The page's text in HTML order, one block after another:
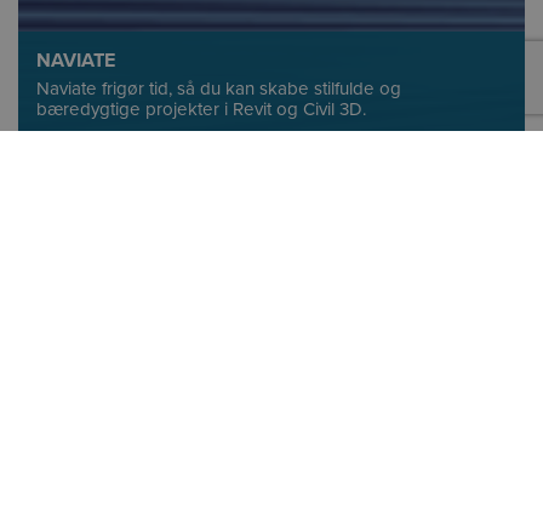
NAVIATE
Naviate frigør tid, så du kan skabe stilfulde og
bæredygtige projekter i Revit og Civil 3D.